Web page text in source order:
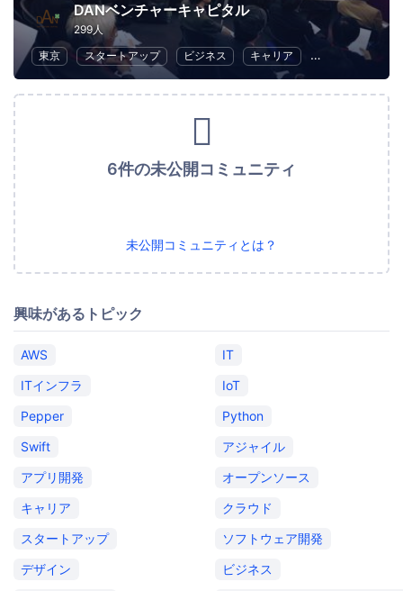
DANベンチャーキャピタル
299人
東京
スタートアップ ビジネス キャリア クラウド
6件の未公開コミュニティ
未公開コミュニティとは？
興味があるトピック
AWS
IT
ITインフラ
IoT
Pepper
Python
Swift
アジャイル
アプリ開発
オープンソース
キャリア
クラウド
スタートアップ
ソフトウェア開発
デザイン
ビジネス